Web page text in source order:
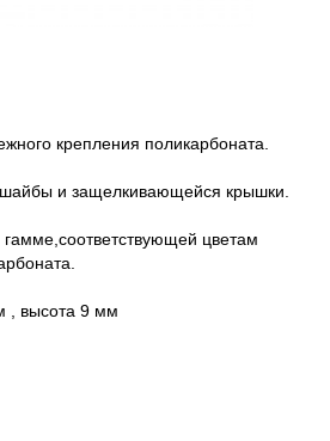
крепления поликарбоната.
шайбы и защелкивающейся крышки.
цветам
, высота 9 мм